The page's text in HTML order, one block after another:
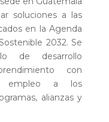
soluciones a las
en la Agenda
2032. Se
de desarrollo
con
empleo a los
alianzas y